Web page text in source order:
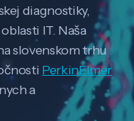
diagnostiky,
IT. Naša
slovenskom trhu
PerkinElmer
a